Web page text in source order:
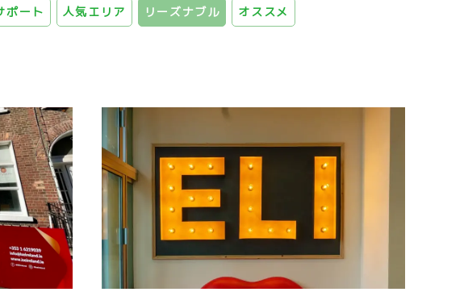
ポート 人気エリア リーズナブル オススメ